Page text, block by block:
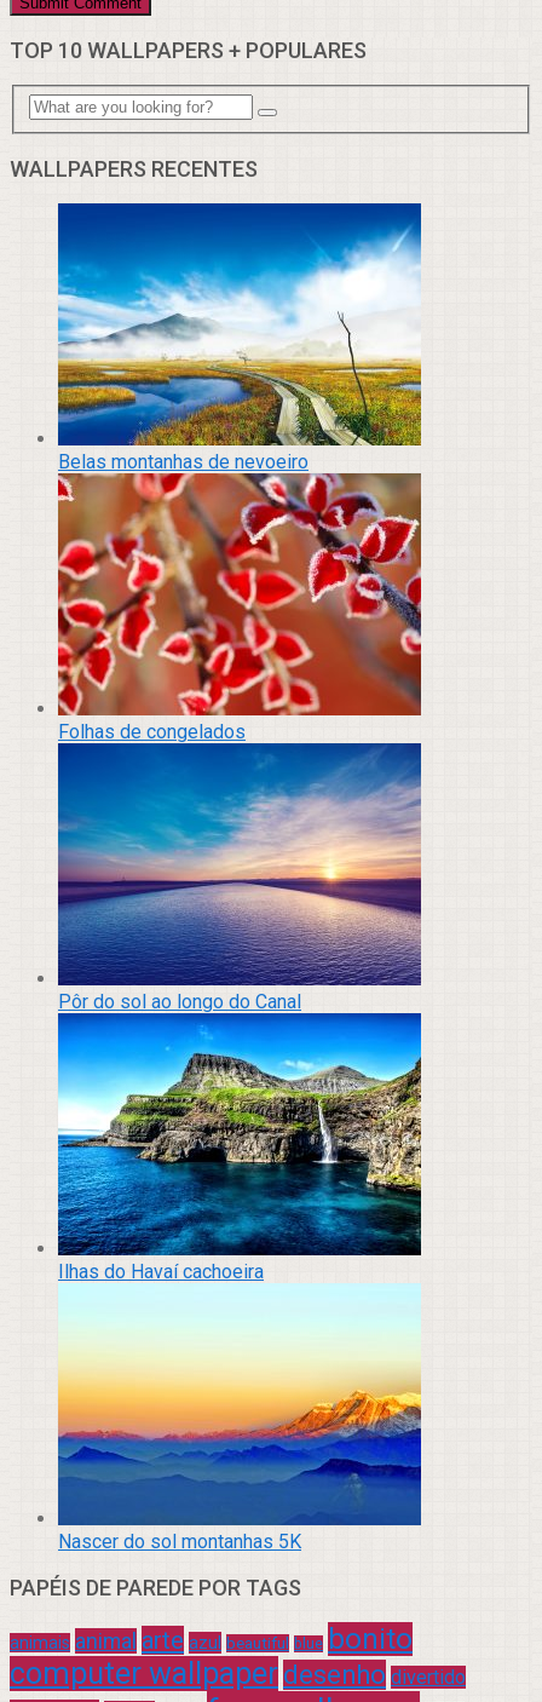
TOP 10 WALLPAPERS + POPULARES
WALLPAPERS RECENTES
Belas montanhas de nevoeiro
Folhas de congelados
Pôr do sol ao longo do Canal
Ilhas do Havaí cachoeira
Nascer do sol montanhas 5K
PAPÉIS DE PAREDE POR TAGS
animais animal arte azul beautiful blue bonito
computer wallpaper desenho divertido